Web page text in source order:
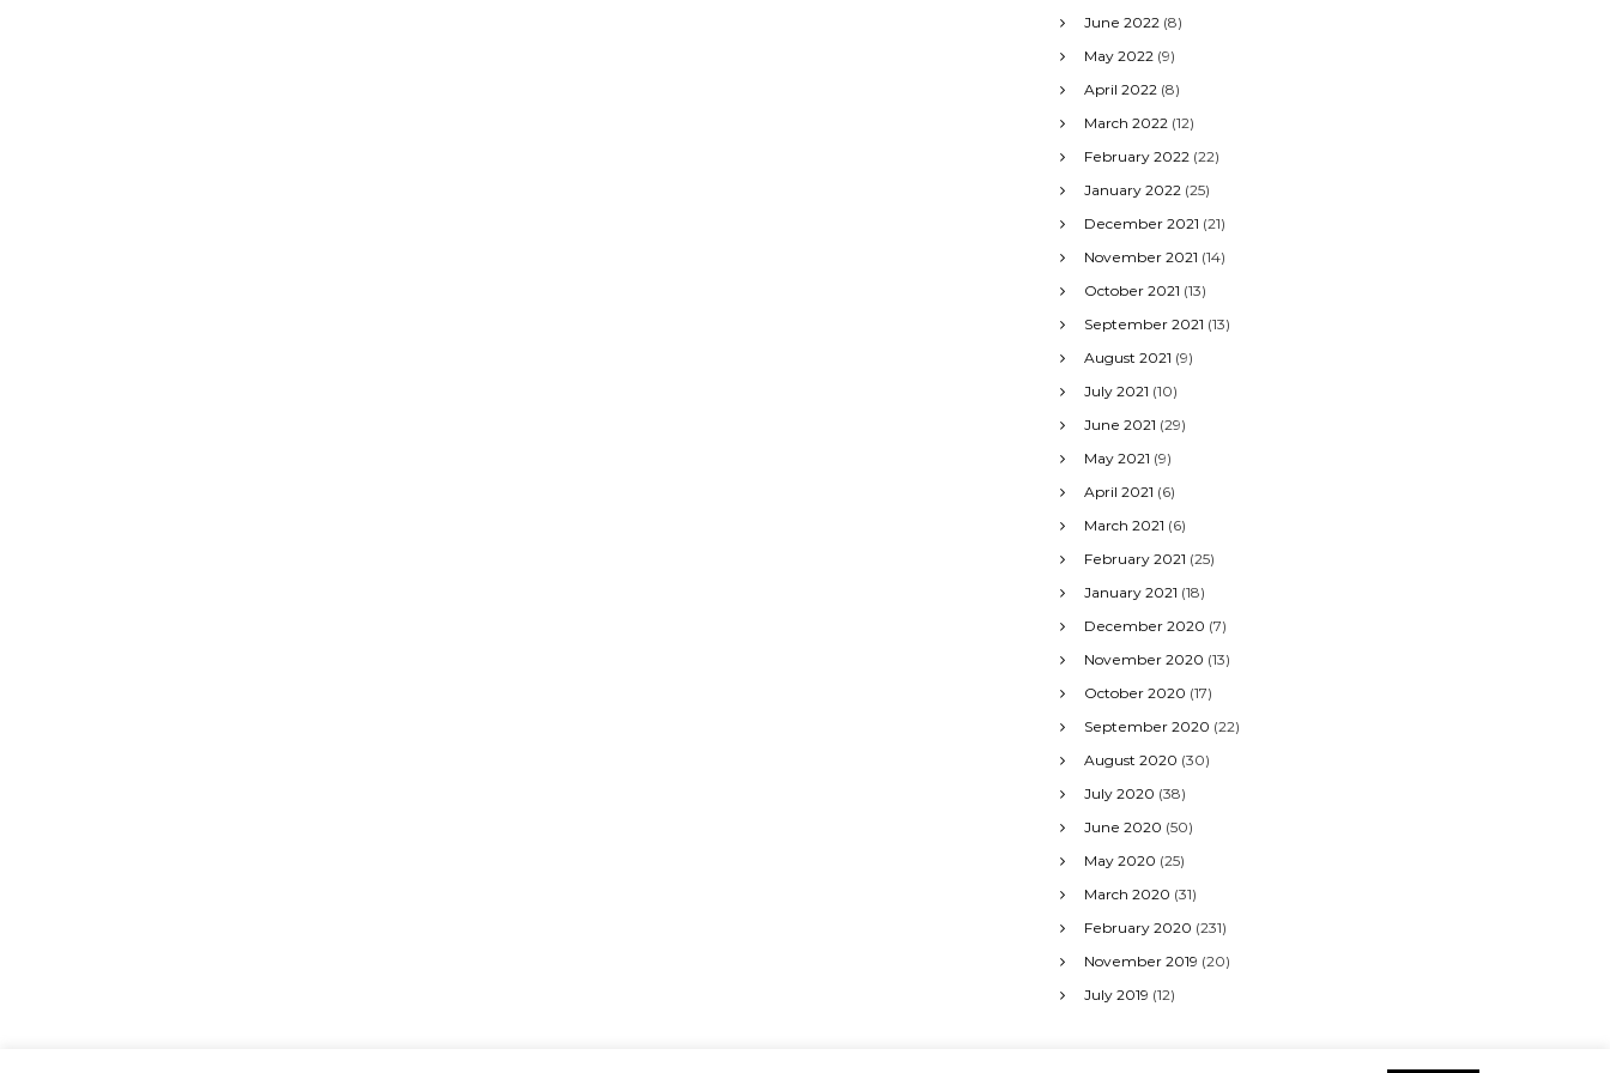
June 2022 (8)
May 2022 (9)
April 2022 (8)
March 2022 (12)
February 2022 (22)
January 2022 (25)
December 2021 (21)
November 2021 (14)
October 2021 (13)
September 2021 (13)
August 2021 (9)
July 2021 (10)
June 2021 (29)
May 2021 (9)
April 2021 (6)
March 2021 (6)
February 2021 (25)
January 2021 (18)
December 2020 (7)
November 2020 (13)
October 2020 (17)
September 2020 (22)
August 2020 (30)
July 2020 (38)
June 2020 (50)
May 2020 (25)
March 2020 (31)
February 2020 (231)
November 2019 (20)
July 2019 (12)